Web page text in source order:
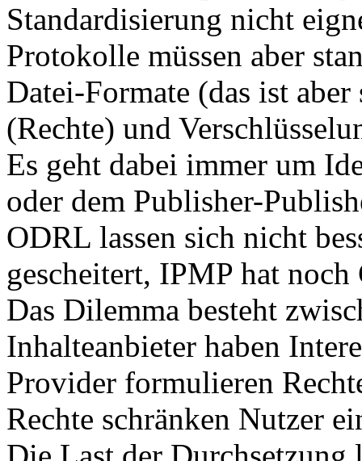
Standardisierung nicht
Protokolle müssen aber
Datei-Formate (das ist
(Rechte) und
Es geht dabei immer um
oder dem Publisher-
ODRL lassen sich nicht
gescheitert, IPMP hat noch
Das Dilemma besteht
Inhalteanbieter haben
Provider formulieren
Rechte schränken Nutzer